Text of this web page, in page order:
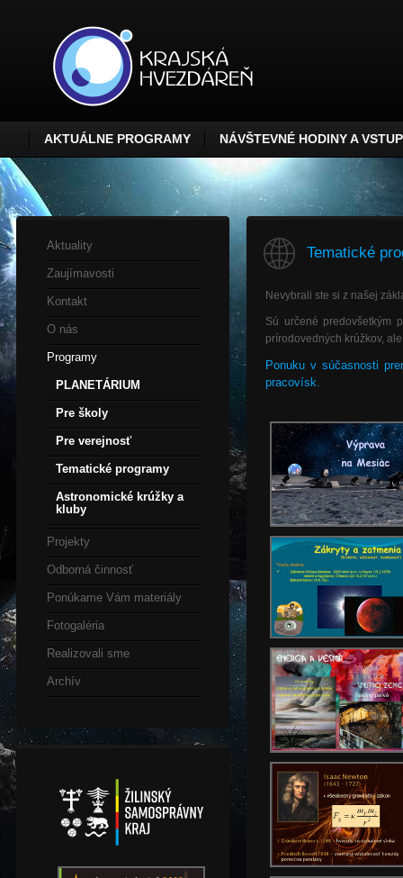
AKTUÁLNE PROGRAMY NÁVŠTEVNÉ HODINY A
Aktuality
Zaujímavosti
Kontakt
O nás
Programy
PLANETÁRIUM
Pre školy
Pre verejnosť
Tematické programy
Astronomické krúžky a
kluby
Projekty
Odborná činnosť
Ponúkame Vám materiály
Fotogaléria
Realizovali sme
Archív
Tematické
Nevybrali ste si z našej
Sú určené predovšetkým
prírodovedných krúžkov,
Ponuku v súčasnosti
pracovísk.